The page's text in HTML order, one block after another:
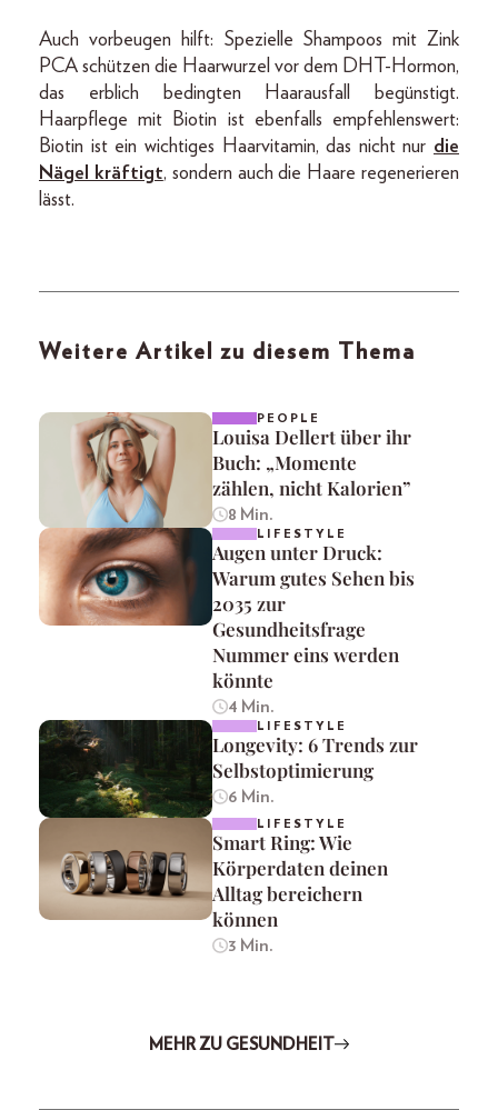
Auch vorbeugen hilft: Spezielle Shampoos mit Zink
PCA schützen die Haarwurzel vor dem DHT-Hormon,
das erblich bedingten Haarausfall begünstigt.
Haarpflege mit Biotin ist ebenfalls empfehlenswert:
Biotin ist ein wichtiges Haarvitamin, das nicht nur die
Nägel kräftigt, sondern auch die Haare regenerieren
lässt.
Weitere Artikel zu diesem Thema
PEOPLE
Louisa Dellert über ihr
Buch: „Momente
zählen, nicht Kalorien”
8 Min.
LIFESTYLE
Augen unter Druck:
Warum gutes Sehen bis
2035 zur
Gesundheitsfrage
Nummer eins werden
könnte
4 Min.
LIFESTYLE
Longevity: 6 Trends zur
Selbstoptimierung
6 Min.
LIFESTYLE
Smart Ring: Wie
Körperdaten deinen
Alltag bereichern
können
3 Min.
MEHR ZU GESUNDHEIT